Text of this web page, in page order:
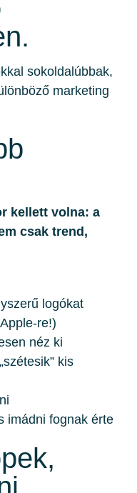
sokoldalúbbak,
marketing
kellett volna: a
csak trend,
logókat
re!)
néz ki
kis
imádni fognak érte